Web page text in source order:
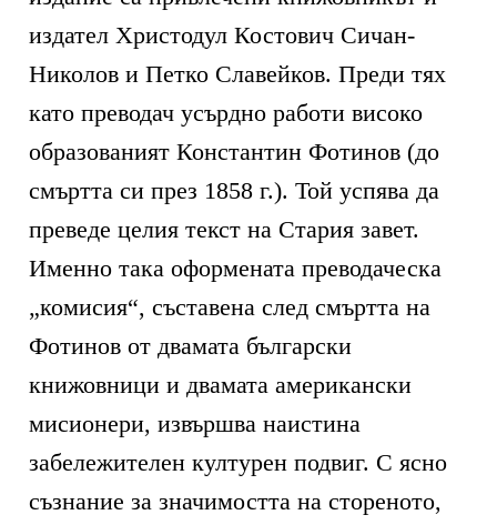
издател Христодул Костович Сичан-
Николов и Петко Славейков. Преди тях
като преводач усърдно работи високо
образованият Константин Фотинов (до
смъртта си през 1858 г.). Той успява да
преведе целия текст на Стария завет.
Именно така оформената преводаческа
„комисия“, съставена след смъртта на
Фотинов от двамата български
книжовници и двамата американски
мисионери, извършва наистина
забележителен културен подвиг. С ясно
съзнание за значимостта на стореното,